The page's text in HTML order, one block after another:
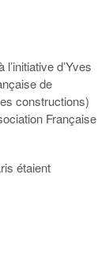
d’Yves
de
constructions)
Française
étaient